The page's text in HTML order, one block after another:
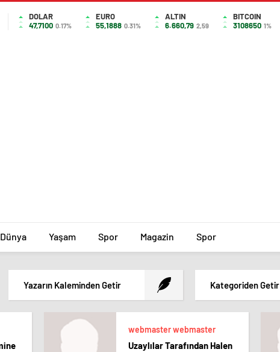
DOLAR
47,7100 0.17%
EURO
55,1888 0.31%
ALTIN
6.660,79 2,59
BITCOIN
3108650 1%
Dünya Yaşam Spor Magazin Spor
Yazarın Kaleminden Getir Kategoriden Getir
webmaster webmaster
Uzaylılar Tarafından Halen